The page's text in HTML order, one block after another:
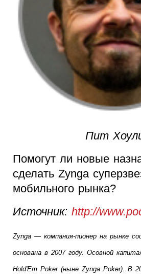
Пит
Помогут ли новые
сделать Zynga
мобильного рынка?
Источник: http://
Zynga — компания-пионер на рынке
основана в 2007 году. Осовной
Hold'Em Poker (ныне Zynga Poker). В